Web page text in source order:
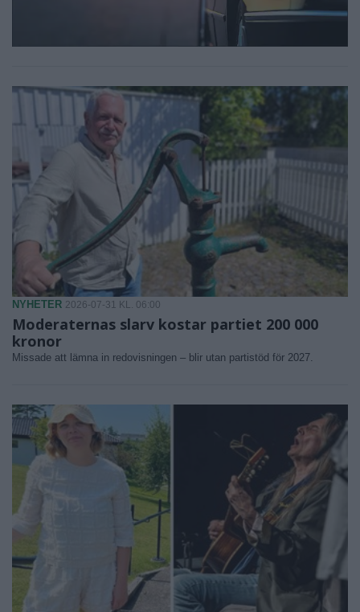
NYHETER 2026-07-31 KL. 06:00
Moderaternas slarv kostar partiet 200 000
kronor
Missade att lämna in redovisningen – blir utan partistöd för 2027.